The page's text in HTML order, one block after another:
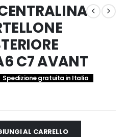
C7 AVANT
Spedizione gratuita in Italia
AL CARRELLO